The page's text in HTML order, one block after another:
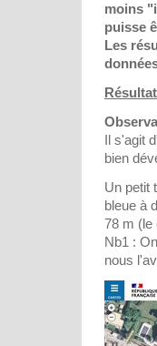
moins
puisse
Les
Il s'agit
bien
Un petit
bleue à
78 m (le
Nb1 :
nous